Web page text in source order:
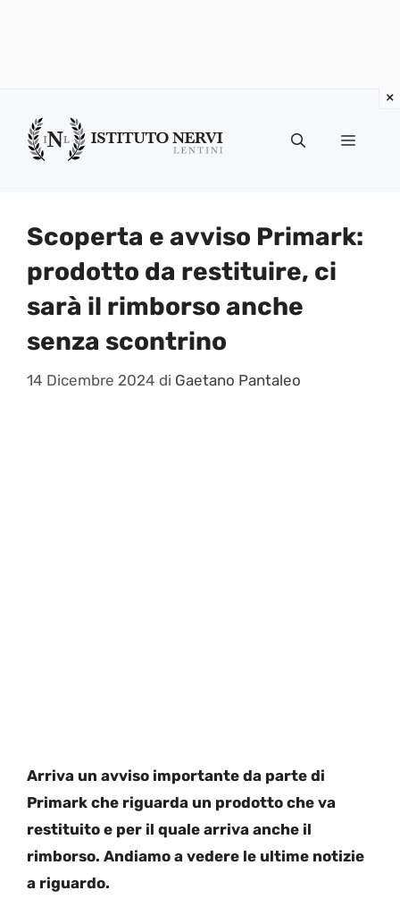
contenuto
Menu
Scoperta e avviso Primark:
prodotto da restituire, ci
sarà il rimborso anche
senza scontrino
14 Dicembre 2024 di Gaetano Pantaleo
Arriva un avviso importante da parte di
Primark che riguarda un prodotto che va
restituito e per il quale arriva anche il
rimborso. Andiamo a vedere le ultime notizie
a riguardo.